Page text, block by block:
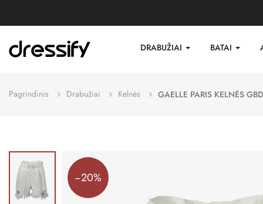
DRABUŽIAI BATAI
Pagrindinis Drabužiai Kelnės GAELLE PARIS KELNĖS
−20%